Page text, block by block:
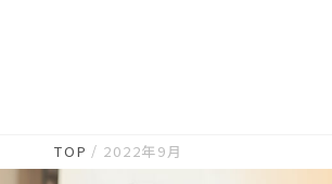
TOP 2022年9月